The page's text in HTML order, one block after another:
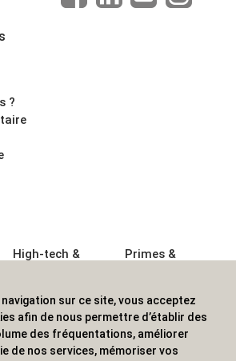
?
High-tech &
Sport &
Outdoor
Enfant
Primes &
Boisson
Textile &
Casquette
sur ce site, vous acceptez
afin de nous permettre d’établir des
des fréquentations, améliorer
de nos services, mémoriser vos